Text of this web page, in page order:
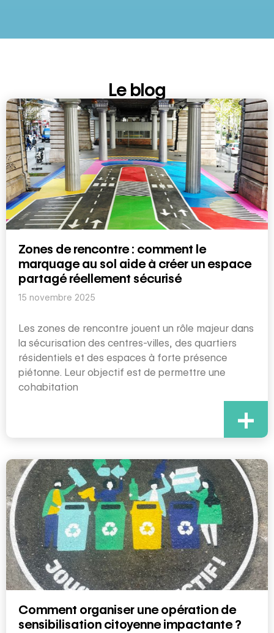
Le blog
Zones de rencontre : comment le
marquage au sol aide à créer un espace
partagé réellement sécurisé
15 novembre 2025
Les zones de rencontre jouent un rôle majeur dans
la sécurisation des centres-villes, des quartiers
résidentiels et des espaces à forte présence
piétonne. Leur objectif est de permettre une
cohabitation
+
Comment organiser une opération de
sensibilisation citoyenne impactante ?